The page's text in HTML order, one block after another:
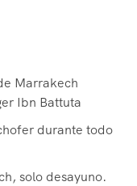
Marrakech
Ibn Battuta
durante todo
solo desayuno.